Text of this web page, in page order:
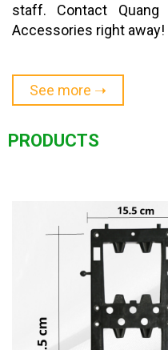
staff. Contact Quang
Accessories right away!
See more ➝
PRODUCTS